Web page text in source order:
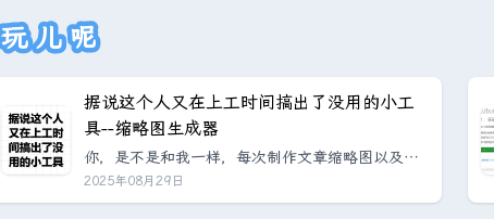
我上初中之前，那条小巷是一条非常江南风格的巷
子：一条窄道，两侧是斜斜的砖瓦房。若是晴天，
扇；若是雨天，雨水便浠沥沥地沿着瓦缝淌下来。
小巷的地面并不平坦，雨天常有坑坑洼洼的...
玩儿呢
据说这个人又在上工时间搞出了没用的小工
具--缩略图生成器
你，是不是和我一样，每次制作文章缩略图以及视
频封面，都整的要死要活，不知道该怎么弄好看
你，是不是和我一样，是一个懒狗。那么我在上工
2025年08月29日